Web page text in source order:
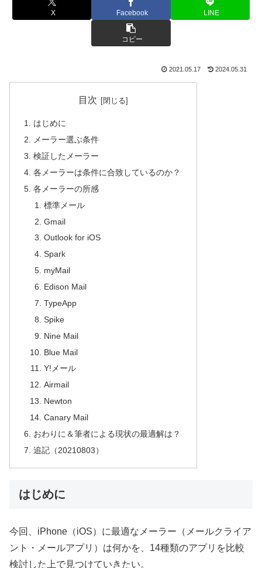
X Facebook LINE
コピー
2021.05.17 2024.05.31
目次
はじめに
メーラー選ぶ条件
検証したメーラー
各メーラーは条件に合致しているのか？
各メーラーの所感
標準メール
Gmail
Outlook for iOS
Spark
myMail
Edison Mail
TypeApp
Spike
Nine Mail
Blue Mail
Y!メール
Airmail
Newton
Canary Mail
おわりに＆筆者による現状の最適解は？
追記（20210803）
はじめに
今回、iPhone（iOS）に最適なメーラー（メールクライア
ント・メールアプリ）は何かを、14種類のアプリを比較
検討した上で見つけていきたい。